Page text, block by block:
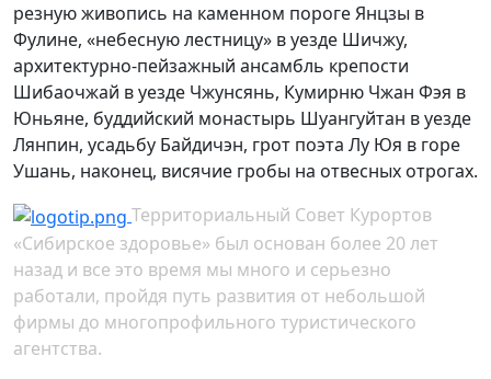
резную живопись на каменном пороге Янцзы в
Фулине, «небесную лестницу» в уезде Шичжу,
архитектурно-пейзажный ансамбль крепости
Шибаочжай в уезде Чжунсянь, Кумирню Чжан Фэя в
Юньяне, буддийский монастырь Шуангуйтан в уезде
Лянпин, усадьбу Байдичэн, грот поэта Лу Юя в горе
Ушань, наконец, висячие гробы на отвесных отрогах.
Территориальный Совет Курортов
«Сибирское здоровье» был основан более 20 лет
назад и все это время мы много и серьезно
работали, пройдя путь развития от небольшой
фирмы до многопрофильного туристического
агентства.